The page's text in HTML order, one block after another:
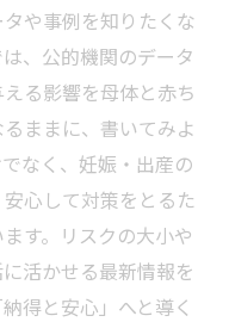
や事例を知りたくな
、公的機関のデータ
る影響を母体と赤ち
ままに、書いてみよ
なく、妊娠・出産の
心して対策をとるた
す。リスクの大小や
活かせる最新情報を
得と安心」へと導く